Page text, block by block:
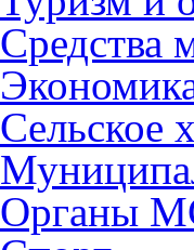
Средства
Сельское
Органы